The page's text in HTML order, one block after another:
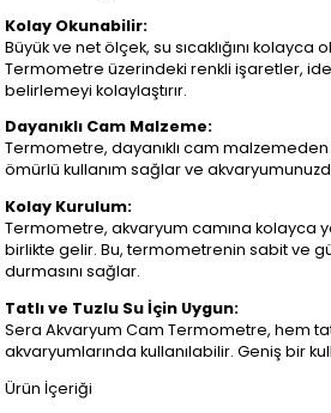
Kolay Okunabilir:
Büyük ve net ölçek, su sıcaklığını kolayca
Termometre üzerindeki renkli işaretler, ideal
belirlemeyi kolaylaştırır.
Dayanıklı Cam Malzeme:
Termometre, dayanıklı cam malzemeden
ömürlü kullanım sağlar ve
Kolay Kurulum:
Termometre, akvaryum camına kolayca
birlikte gelir. Bu, termometrenin sabit ve
durmasını sağlar.
Tatlı ve Tuzlu Su İçin Uygun:
Sera Akvaryum Cam Termometre, hem
akvaryumlarında kullanılabilir. Geniş bir
Ürün İçeriği